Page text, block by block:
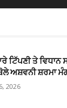
ਟਿੱਪਣੀ ਤੇ ਵਿਧਾਨ
ਅਸ਼ਵਨੀ ਸ਼ਰਮਾ
2026